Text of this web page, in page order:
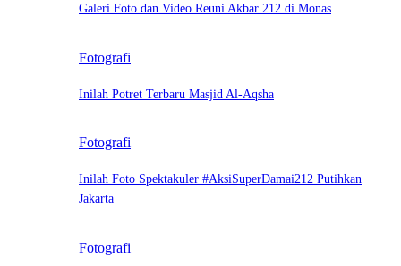
Galeri Foto dan Video Reuni Akbar 212 di Monas
Fotografi
Inilah Potret Terbaru Masjid Al-Aqsha
Fotografi
Inilah Foto Spektakuler #AksiSuperDamai212 Putihkan
Jakarta
Fotografi